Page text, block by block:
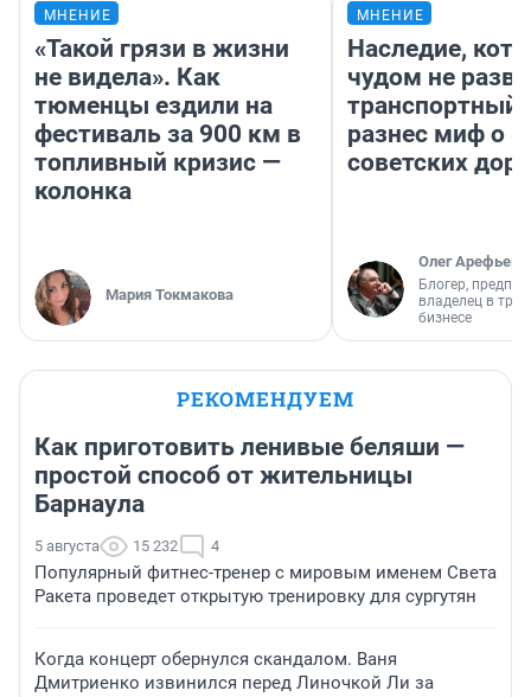
МНЕНИЕ
«Такой грязи в жизни
не видела». Как
тюменцы ездили на
фестиваль за 900 км в
топливный кризис —
колонка
Мария Токмакова
МНЕНИЕ
Наследие,
чудом не
транспортный
разнес миф о
советских
Олег Арефьев
Блогер,
владелец в
бизнесе
РЕКОМЕНДУЕМ
Как приготовить ленивые беляши —
простой способ от жительницы
Барнаула
5 августа 15 232 4
Популярный фитнес-тренер с мировым именем Света
Ракета проведет открытую тренировку для сургутян
Когда концерт обернулся скандалом. Ваня
Дмитриенко извинился перед Линочкой Ли за